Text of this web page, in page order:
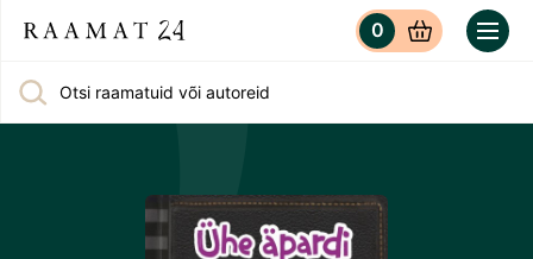
Otsi raamatuid või autoreid
0